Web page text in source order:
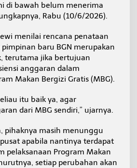
di bawah belum menerima
Rabu (10/6/2026).
menilai rencana penataan
baru BGN merupakan
terutama jika bertujuan
anggaran dalam
Makan Bergizi Gratis (MBG).
itu baik ya, agar
dari MBG sendiri,” ujarnya.
pihaknya masih menunggu
apabila nantinya terdapat
pelaksanaan Program Makan
setiap perubahan akan